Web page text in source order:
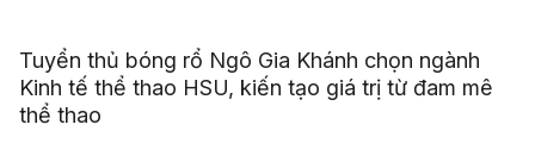
Tuyển thủ bóng rổ Ngô Gia Khánh chọn ngành
Kinh tế thể thao HSU, kiến tạo giá trị từ đam mê
thể thao